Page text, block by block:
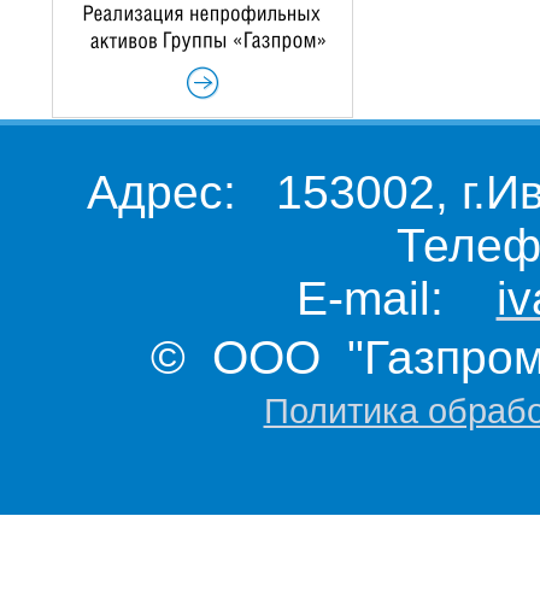
Адрес: 153002,
E-mail:
© ООО "Газпром
Политика